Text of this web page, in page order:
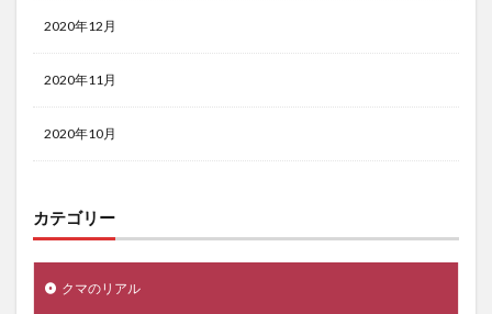
2020年12月
2020年11月
2020年10月
カテゴリー
クマのリアル